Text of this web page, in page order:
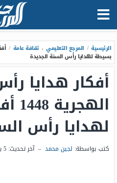
الرئيسية / المرجع التعليمي ، ثقافة عامة /
بسيطة لهدايا رأس السنة الجديدة
أفكار هدايا
لهدايا رأس
كتب بواسطة: لجين محمد – آخر تحديث: 5 يونيو 2026 - 2:01م